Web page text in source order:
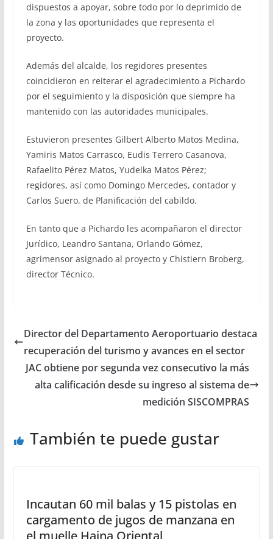
dispuestos a apoyar, sobre todo por lo deprimido de
la zona y las oportunidades que representa el
proyecto.
Además del alcalde, los regidores presentes
coincidieron en reiterar el agradecimiento a Pichardo
por el seguimiento y la disposición que siempre ha
mantenido con las autoridades municipales.
Estuvieron presentes Gilbert Alberto Matos Medina,
Yamiris Matos Carrasco, Eudis Terrero Casanova,
Rafaelito Pérez Matos, Yudelka Matos Pérez;
regidores, así como Domingo Mercedes, contador y
Carlos Suero, de Planificación del cabildo.
En tanto que a Pichardo les acompañaron el director
Jurídico, Leandro Santana, Orlando Gómez,
agrimensor asignado al proyecto y Chistiern Broberg,
director Técnico.
Director del Departamento Aeroportuario destaca
recuperación del turismo y avances en el sector
JAC obtiene por segunda vez consecutivo la más
alta calificación desde su ingreso al sistema de
medición SISCOMPRAS
También te puede gustar
Incautan 60 mil balas y 15 pistolas en
cargamento de jugos de manzana en
el muelle Haina Oriental